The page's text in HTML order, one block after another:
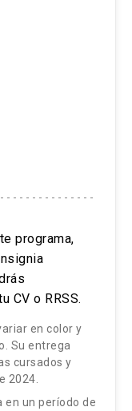
programa,
CV o RRSS.
en color y
Su entrega
cursados y
2024.
en un período de